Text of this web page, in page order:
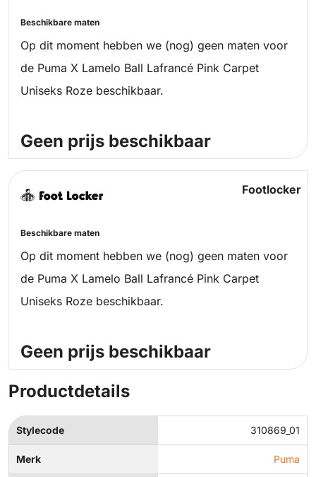
Beschikbare maten
Op dit moment hebben we (nog) geen maten voor
de Puma X Lamelo Ball Lafrancé Pink Carpet
Uniseks Roze beschikbaar.
Geen prijs beschikbaar
Footlocker
Beschikbare maten
Op dit moment hebben we (nog) geen maten voor
de Puma X Lamelo Ball Lafrancé Pink Carpet
Uniseks Roze beschikbaar.
Geen prijs beschikbaar
Productdetails
Stylecode 310869_01
Merk Puma